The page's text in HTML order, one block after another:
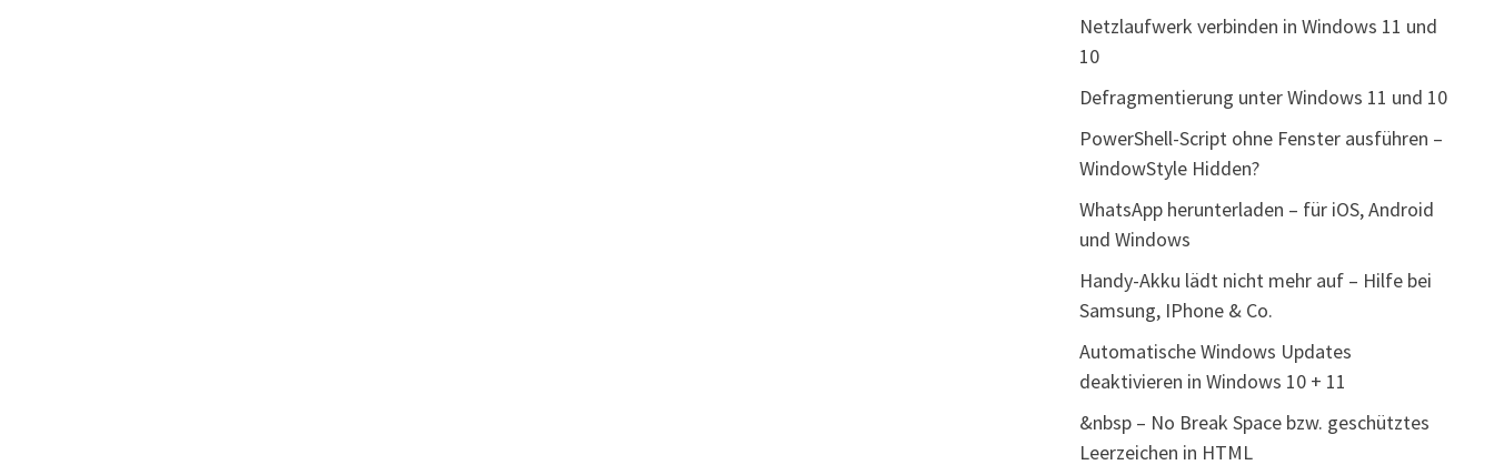
Netzlaufwerk verbinden in Windows 11 und
10
Defragmentierung unter Windows 11 und 10
PowerShell-Script ohne Fenster ausführen –
WindowStyle Hidden?
WhatsApp herunterladen – für iOS, Android
und Windows
Handy-Akku lädt nicht mehr auf – Hilfe bei
Samsung, IPhone & Co.
Automatische Windows Updates
deaktivieren in Windows 10 + 11
&nbsp – No Break Space bzw. geschütztes
Leerzeichen in HTML